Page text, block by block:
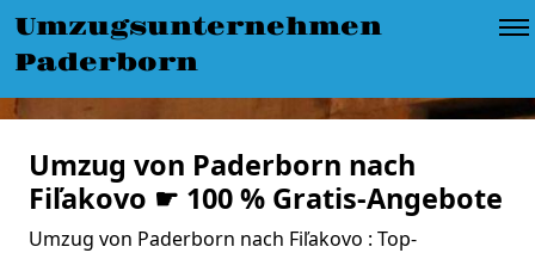
Umzugsunternehmen
Paderborn
Umzug von Paderborn nach
Fiľakovo ☛ 100 % Gratis-Angebote
Umzug von Paderborn nach Fiľakovo : Top-